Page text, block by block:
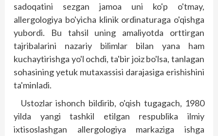
sadoqatini sezgan jamoa uni ko'p o'tmay,
allergologiya bo'yicha klinik ordinaturaga o'qishga
yubordi. Bu tahsil uning amaliyotda orttirgan
tajribalarini nazariy bilimlar bilan yana ham
kuchaytirishga yo'l ochdi, ta'bir joiz bo'lsa, tanlagan
sohasining yetuk mutaxassisi darajasiga erishishini
ta'minladi.
Ustozlar ishonch bildirib, o'qish tugagach, 1980
yilda yangi tashkil etilgan respublika ilmiy
ixtisoslashgan allergologiya markaziga ishga